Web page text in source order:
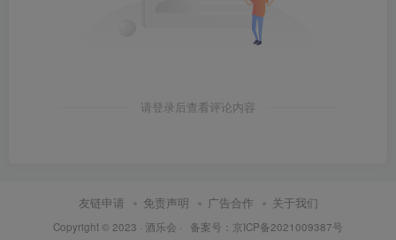
请登录后查看评论内容
友链申请 免责声明 广告合作 关于我们
Copyright © 2023 · 酒乐会 · 备案号：京ICP备2021009387号